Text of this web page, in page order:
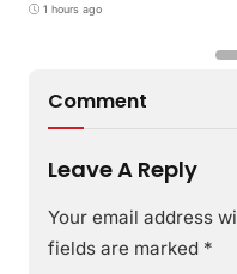
Adaptif?
1 hours ago
Comment
Leave A Reply
Your email address
fields are marked *